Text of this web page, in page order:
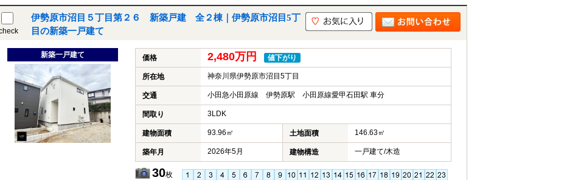
伊勢原市沼目５丁目第２６ 新築戸建 全２棟｜伊勢原市沼目5丁
目の新築一戸建て
新築一戸建て 価格 2,480万円 値下がり
所在地 神奈川県伊勢原市沼目5丁目
交通 小田急小田原線 伊勢原駅 小田原線愛甲石田駅 車分
間取り 3LDK
建物面積 93.96㎡ 土地面積 146.63㎡
築年月 2026年5月 建物構造 一戸建て/木造
30枚